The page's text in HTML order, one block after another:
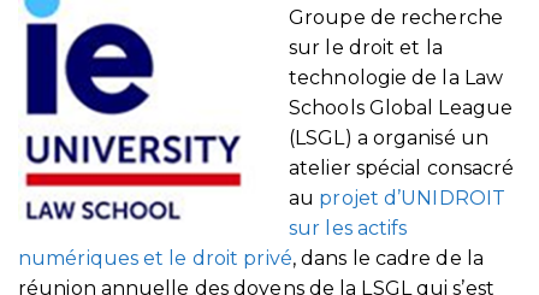
Groupe de recherche
sur le droit et la
technologie de la Law
Schools Global League
(LSGL) a organisé un
atelier spécial consacré
au projet d’UNIDROIT
sur les actifs
numériques et le droit privé, dans le cadre de la
réunion annuelle des doyens de la LSGL qui s’est